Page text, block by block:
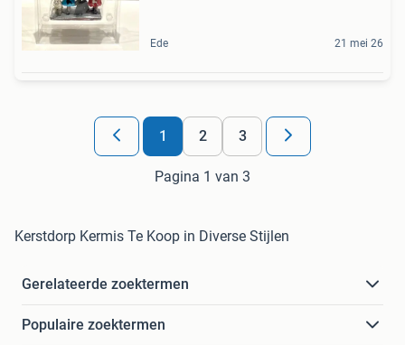
Ede 21 mei 26
1 2 3
Pagina 1 van 3
Kerstdorp Kermis Te Koop in Diverse Stijlen
Gerelateerde zoektermen
Populaire zoektermen